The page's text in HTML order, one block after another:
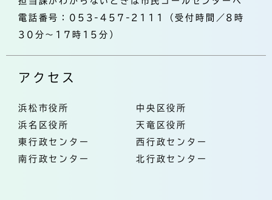
電話番号：053-457-2111（受付時間／8時
30分～17時15分）
アクセス
浜松市役所
中央区役所
浜名区役所
天竜区役所
東行政センター
西行政センター
南行政センター
北行政センター